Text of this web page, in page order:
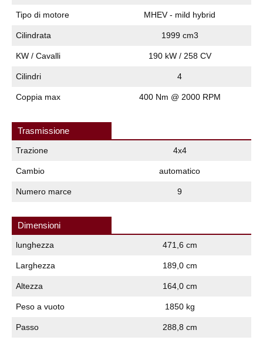
Tipo di motore MHEV - mild hybrid
Cilindrata 1999 cm3
KW / Cavalli 190 kW / 258 CV
Cilindri 4
Coppia max 400 Nm @ 2000 RPM
Trasmissione
Trazione 4x4
Cambio automatico
Numero marce 9
Dimensioni
lunghezza 471,6 cm
Larghezza 189,0 cm
Altezza 164,0 cm
Peso a vuoto 1850 kg
Passo 288,8 cm